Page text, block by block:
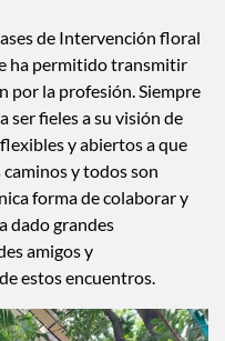
de Intervención floral
ha permitido transmitir
la profesión. Siempre
ser fieles a su visión de
y abiertos a que
y todos son
forma de colaborar y
dado grandes
amigos y